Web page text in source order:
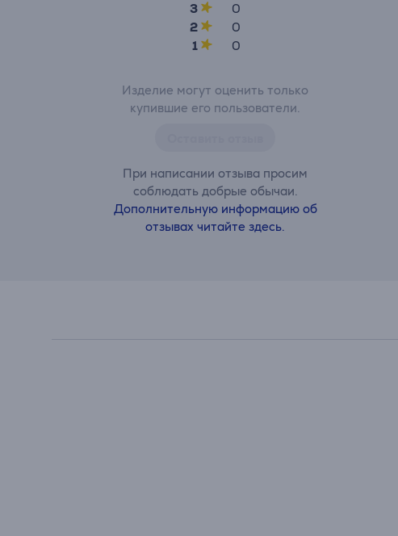
3
0
2
0
1
0
Изделие могут оценить только
купившие его пользователи.
При написании отзыва просим
соблюдать добрые обычаи.
Дополнительную информацию об
отзывах читайте здесь.